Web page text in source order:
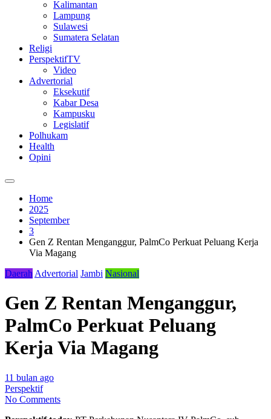
Kalimantan
Lampung
Sulawesi
Sumatera Selatan
Religi
PerspektifTV
Video
Advertorial
Eksekutif
Kabar Desa
Kampusku
Legislatif
Polhukam
Health
Opini
Home
2025
September
3
Gen Z Rentan Menganggur, PalmCo Perkuat Peluang Kerja
Via Magang
Daerah Advertorial Jambi Nasional
Gen Z Rentan Menganggur,
PalmCo Perkuat Peluang
Kerja Via Magang
11 bulan ago
Perspektif
No Comments